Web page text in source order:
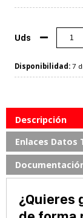
Uds
Disponibilidad: 7
Descripción
Enlaces Datos
¿Quieres